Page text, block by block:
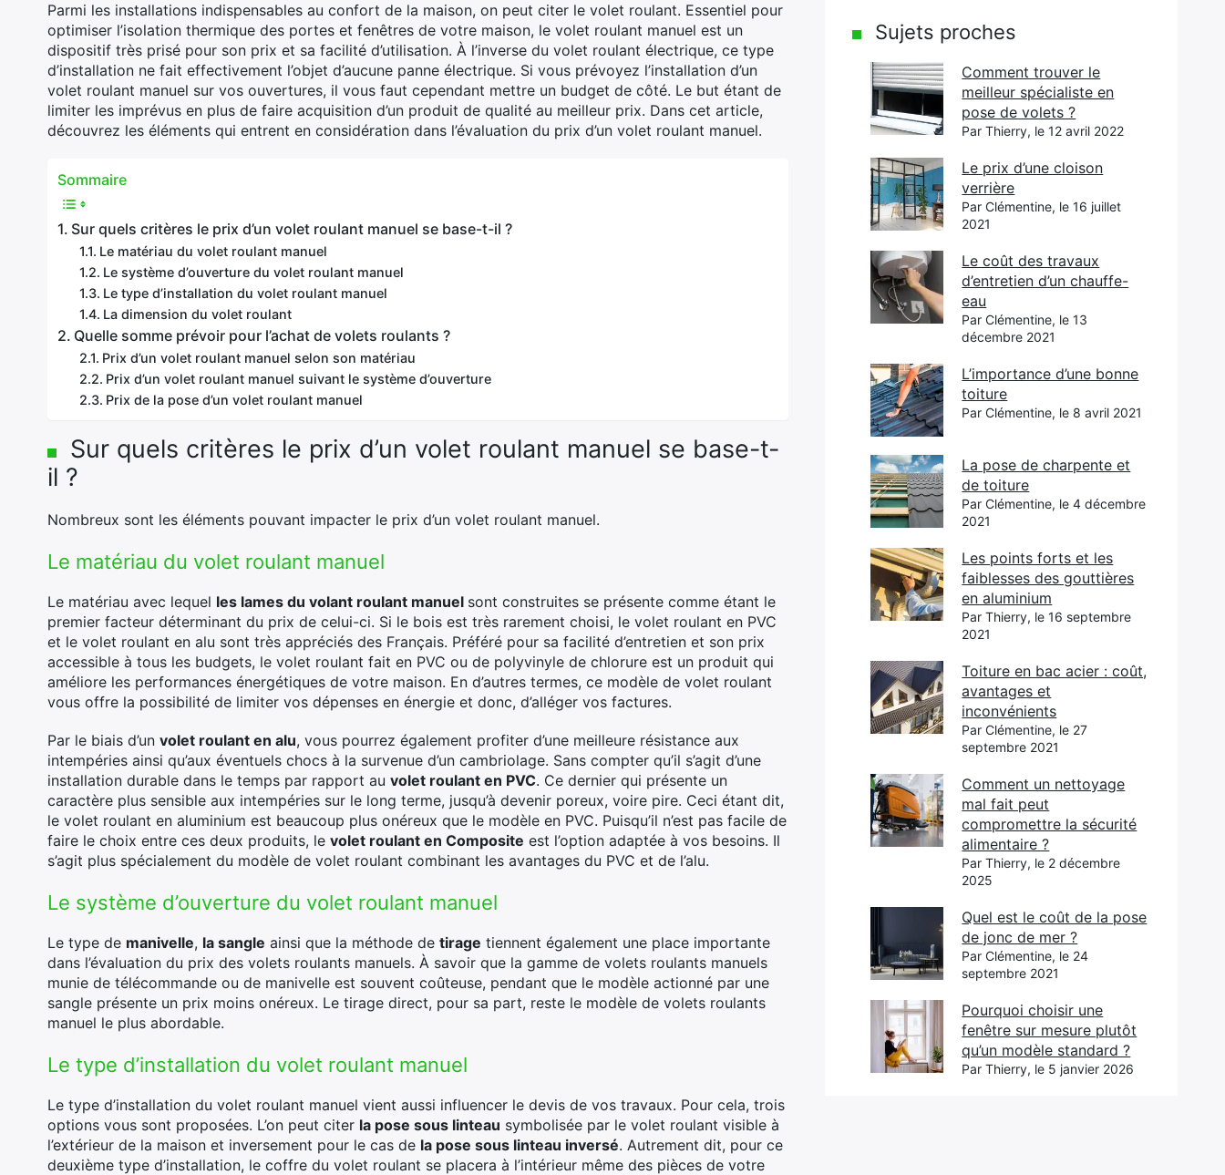
Parmi les installations indispensables au confort de la maison, on peut citer le volet roulant. Essentiel pour
optimiser l’isolation thermique des portes et fenêtres de votre maison, le volet roulant manuel est un
dispositif très prisé pour son prix et sa facilité d’utilisation. À l’inverse du volet roulant électrique, ce type
d’installation ne fait effectivement l’objet d’aucune panne électrique. Si vous prévoyez l’installation d’un
volet roulant manuel sur vos ouvertures, il vous faut cependant mettre un budget de côté. Le but étant de
limiter les imprévus en plus de faire acquisition d’un produit de qualité au meilleur prix. Dans cet article,
découvrez les éléments qui entrent en considération dans l’évaluation du prix d’un volet roulant manuel.
Sommaire
Sur quels critères le prix d’un volet roulant manuel se base-t-il ?
Le matériau du volet roulant manuel
Le système d’ouverture du volet roulant manuel
Le type d’installation du volet roulant manuel
La dimension du volet roulant
Quelle somme prévoir pour l’achat de volets roulants ?
Prix d’un volet roulant manuel selon son matériau
Prix d’un volet roulant manuel suivant le système d’ouverture
Prix de la pose d’un volet roulant manuel
Sur quels critères le prix d’un volet roulant manuel se base-t-
il ?
Nombreux sont les éléments pouvant impacter le prix d’un volet roulant manuel.
Le matériau du volet roulant manuel
Le matériau avec lequel les lames du volant roulant manuel sont construites se présente comme étant le
premier facteur déterminant du prix de celui-ci. Si le bois est très rarement choisi, le volet roulant en PVC
et le volet roulant en alu sont très appréciés des Français. Préféré pour sa facilité d’entretien et son prix
accessible à tous les budgets, le volet roulant fait en PVC ou de polyvinyle de chlorure est un produit qui
améliore les performances énergétiques de votre maison. En d’autres termes, ce modèle de volet roulant
vous offre la possibilité de limiter vos dépenses en énergie et donc, d’alléger vos factures.
Par le biais d’un volet roulant en alu, vous pourrez également profiter d’une meilleure résistance aux
intempéries ainsi qu’aux éventuels chocs à la survenue d’un cambriolage. Sans compter qu’il s’agit d’une
installation durable dans le temps par rapport au volet roulant en PVC. Ce dernier qui présente un
caractère plus sensible aux intempéries sur le long terme, jusqu’à devenir poreux, voire pire. Ceci étant dit,
le volet roulant en aluminium est beaucoup plus onéreux que le modèle en PVC. Puisqu’il n’est pas facile de
faire le choix entre ces deux produits, le volet roulant en Composite est l’option adaptée à vos besoins. Il
s’agit plus spécialement du modèle de volet roulant combinant les avantages du PVC et de l’alu.
Le système d’ouverture du volet roulant manuel
Le type de manivelle, la sangle ainsi que la méthode de tirage tiennent également une place importante
dans l’évaluation du prix des volets roulants manuels. À savoir que la gamme de volets roulants manuels
munie de télécommande ou de manivelle est souvent coûteuse, pendant que le modèle actionné par une
sangle présente un prix moins onéreux. Le tirage direct, pour sa part, reste le modèle de volets roulants
manuel le plus abordable.
Le type d’installation du volet roulant manuel
Le type d’installation du volet roulant manuel vient aussi influencer le devis de vos travaux. Pour cela, trois
options vous sont proposées. L’on peut citer la pose sous linteau symbolisée par le volet roulant visible à
l’extérieur de la maison et inversement pour le cas de la pose sous linteau inversé. Autrement dit, pour ce
deuxième type d’installation, le coffre du volet roulant se placera à l’intérieur même des pièces de votre
Sujets proches
Comment trouver le
meilleur spécialiste en
pose de volets ?
Par Thierry, le 12 avril 2022
Le prix d’une cloison
verrière
Par Clémentine, le 16 juillet
2021
Le coût des travaux
d’entretien d’un chauffe-
eau
Par Clémentine, le 13
décembre 2021
L’importance d’une bonne
toiture
Par Clémentine, le 8 avril 2021
La pose de charpente et
de toiture
Par Clémentine, le 4 décembre
2021
Les points forts et les
faiblesses des gouttières
en aluminium
Par Thierry, le 16 septembre
2021
Toiture en bac acier : coût,
avantages et
inconvénients
Par Clémentine, le 27
septembre 2021
Comment un nettoyage
mal fait peut
compromettre la sécurité
alimentaire ?
Par Thierry, le 2 décembre
2025
Quel est le coût de la pose
de jonc de mer ?
Par Clémentine, le 24
septembre 2021
Pourquoi choisir une
fenêtre sur mesure plutôt
qu’un modèle standard ?
Par Thierry, le 5 janvier 2026